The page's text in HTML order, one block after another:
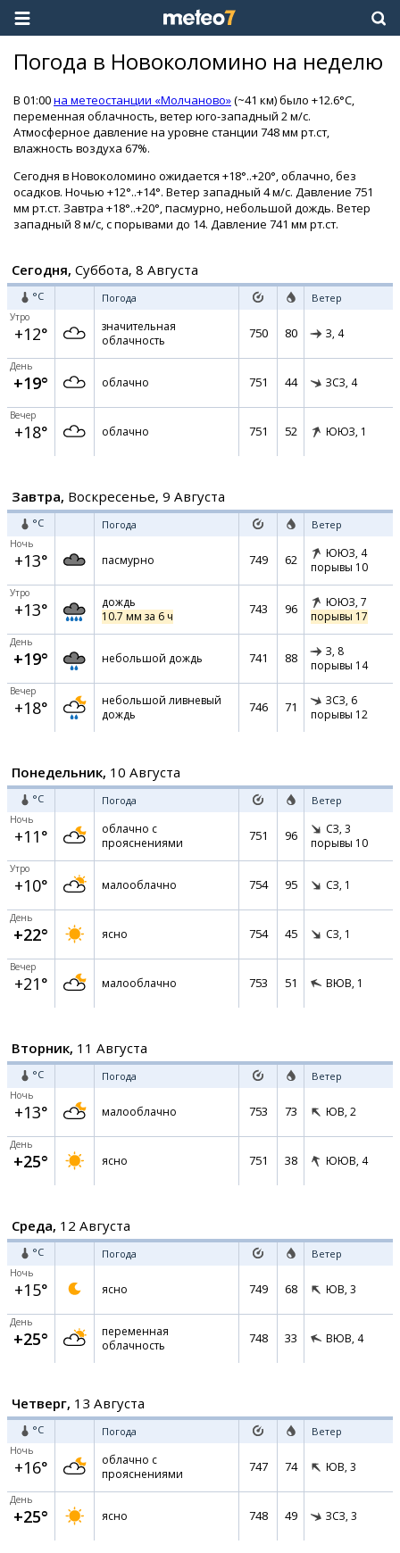
Погода в Новоколомино на неделю
В 01:00на метеостанции «Молчаново»(~41 км) было +12.6°C,
переменная облачность, ветер юго-западный 2 м/с.
Атмосферное давление на уровне станции 748 мм рт.ст,
влажность воздуха 67%.
Сегодня в Новоколомино ожидается +18°..+20°, облачно, без
осадков. Ночью +12°..+14°. Ветер западный 4 м/с. Давление 751
мм рт.ст. Завтра +18°..+20°, пасмурно, небольшой дождь. Ветер
западный 8 м/с, с порывами до 14. Давление 741 мм рт.ст.
Сегодня, Суббота, 8 Августа
°C Погода Ветер
Утро
+12°
значительная
облачность
750 80 З, 4
День
+19° облачно 751 44 ЗСЗ, 4
Вечер
+18° облачно 751 52 ЮЮЗ, 1
Завтра, Воскресенье, 9 Августа
°C Погода Ветер
Ночь
+13° пасмурно 749 62 ЮЮЗ, 4
порывы 10
Утро
+13°
дождь
10.7 мм за 6 ч
743 96 ЮЮЗ, 7
порывы 17
День
+19° небольшой дождь 741 88 З, 8
порывы 14
Вечер
+18°
небольшой ливневый
дождь
746 71 ЗСЗ, 6
порывы 12
Понедельник, 10 Августа
°C Погода Ветер
Ночь
+11°
облачно с
прояснениями
751 96 СЗ, 3
порывы 10
Утро
+10° малооблачно 754 95 СЗ, 1
День
+22° ясно 754 45 СЗ, 1
Вечер
+21° малооблачно 753 51 ВЮВ, 1
Вторник, 11 Августа
°C Погода Ветер
Ночь
+13° малооблачно 753 73 ЮВ, 2
День
+25° ясно 751 38 ЮЮВ, 4
Среда, 12 Августа
°C Погода Ветер
Ночь
+15° ясно 749 68 ЮВ, 3
День
+25°
переменная
облачность
748 33 ВЮВ, 4
Четверг, 13 Августа
°C Погода Ветер
Ночь
+16°
облачно с
прояснениями
747 74 ЮВ, 3
День
+25° ясно 748 49 ЗСЗ, 3